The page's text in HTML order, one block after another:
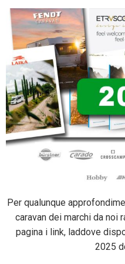
Per qualunque
caravan dei marchi da noi
pagina i link, laddove
2025